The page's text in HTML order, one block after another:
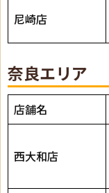
尼崎店
奈良エリア
店舗名
西大和店